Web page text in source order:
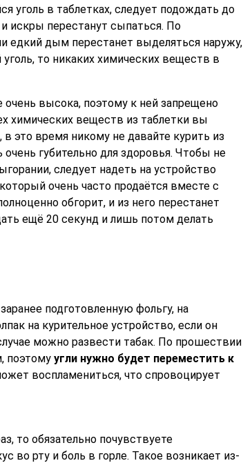
уголь в таблетках, следует подождать до
искры перестанут сыпаться. По
едкий дым перестанет выделяться наружу,
то никаких химических веществ в
очень высока, поэтому к ней запрещено
химических веществ из таблетки вы
в это время никому не давайте курить из
губительно для здоровья. Чтобы не
следует надеть на устройство
очень часто продаётся вместе с
обгорит, и из него перестанет
ещё 20 секунд и лишь потом делать
подготовленную фольгу, на
на курительное устройство, если он
можно развести табак. По прошествии
поэтому угли нужно будет переместить к
воспламениться, что спровоцирует
то обязательно почувствуете
во рту и боль в горле. Такое возникает из-